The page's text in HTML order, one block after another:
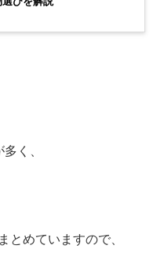
く、
とめていますので、